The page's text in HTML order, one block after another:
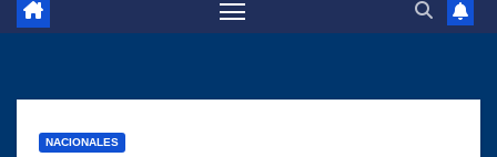
NACIONALES